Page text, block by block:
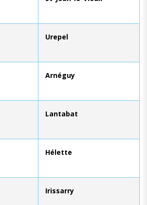
Urepel
Arnéguy
Lantabat
Hélette
Irissarry